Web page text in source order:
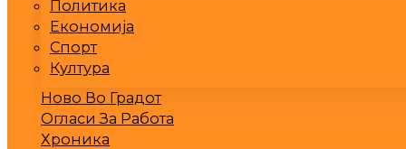
Политика
Економија
Спорт
Култура
Ново Во Градот
Огласи За Работа
Хроника